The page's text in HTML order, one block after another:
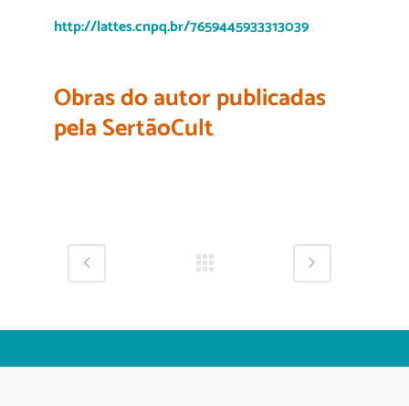
http://lattes.cnpq.br/7659445933313039
Obras do autor publicadas
pela SertãoCult